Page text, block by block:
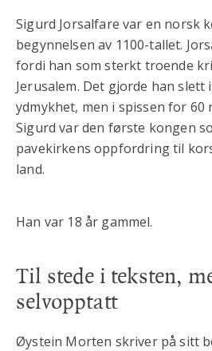
Sigurd Jorsalfare var en norsk
begynnelsen av 1100-tallet.
fordi han som sterkt troende
Jerusalem. Det gjorde han slett
ydmykhet, men i spissen for 60
Sigurd var den første kongen
pavekirkens oppfordring til
land.
Han var 18 år gammel.
Til stede i teksten,
selvopptatt
Øystein Morten skriver på sitt